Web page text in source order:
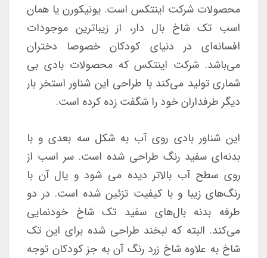
محصولات شرکت اینتکس است. یونیکورن یا همان
اسب تک شاخ بال دار، از زیباترین موجودات
افسانه‌ای در دنیای کودکان خصوصا دختران
می‌باشد. شرکت اینتکس که محصولات بادی بی
شماری تولید می‌کند با طراحی این شناور استخر بار
دیگر طرفداران خود را شگفت زده کرده است.
این شناور بادی روی آب به شکل سه بعدی و با
بدنه‌ای سفید رنگ طراحی شده است. سر اسب از
روی سطح آب بالاتر دیده می شود و یال آن با
رنگ‌های زیبا و با کیفیت تزئین شده است. در دو
طرفه بدنه بال‌های سفید تک شاخ خودنمایی
می‌کند. البته که لبخند طراحی شده برای این تک
شاخ به علاوه شاخ زرد رنگ آن به جز کودکان توجه